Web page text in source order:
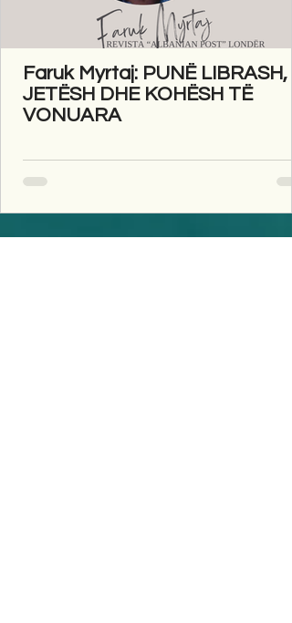
Faruk Myrtaj: PUNË LIBRASH,
JETËSH DHE KOHËSH TË
VONUARA